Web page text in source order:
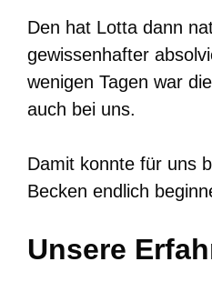
Den hat Lotta dann
gewissenhafter
wenigen Tagen war
auch bei uns.
Damit konnte für uns
Becken endlich
Unsere